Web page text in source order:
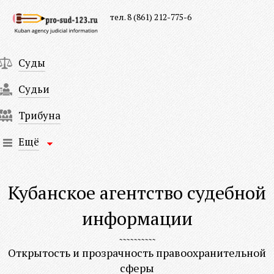
Суды
Судьи
Трибуна
Ещё
тел. 8 (861) 212-775-6
Кубанское агентство судебной
информации
Открытость и прозрачность правоохранительной
сферы